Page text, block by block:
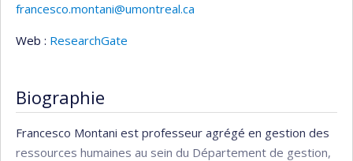
francesco.montani@umontreal.ca
Web : ResearchGate
Biographie
Francesco Montani est professeur agrégé en gestion des
ressources humaines au sein du Département de gestion,